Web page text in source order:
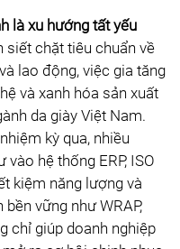
là xu hướng tất yếu
chặt tiêu chuẩn về
lao động, việc gia tăng
và xanh hóa sản xuất
da giày Việt Nam.
kỳ qua, nhiều
hệ thống ERP, ISO
kiệm năng lượng và
vững như WRAP,
chỉ giúp doanh nghiệp